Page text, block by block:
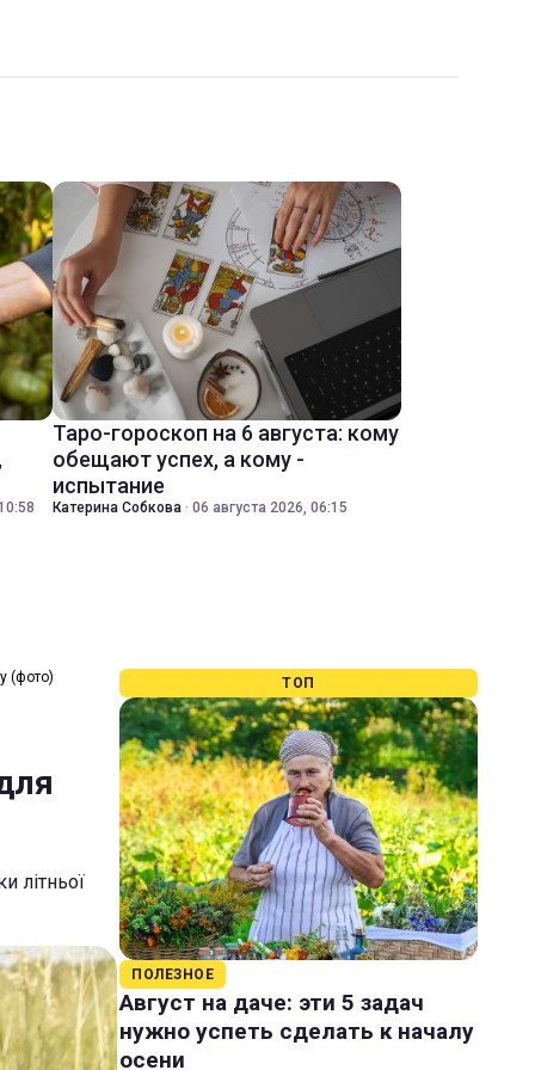
Таро-гороскоп на 6 августа: кому
обещают успех, а кому -
испытание
Катерина Собкова · 06 августа 2026, 06:15
(фото)
літньої
ТОП
ПОЛЕЗНОЕ
Август на даче: эти 5 задач
нужно успеть сделать к началу
осени